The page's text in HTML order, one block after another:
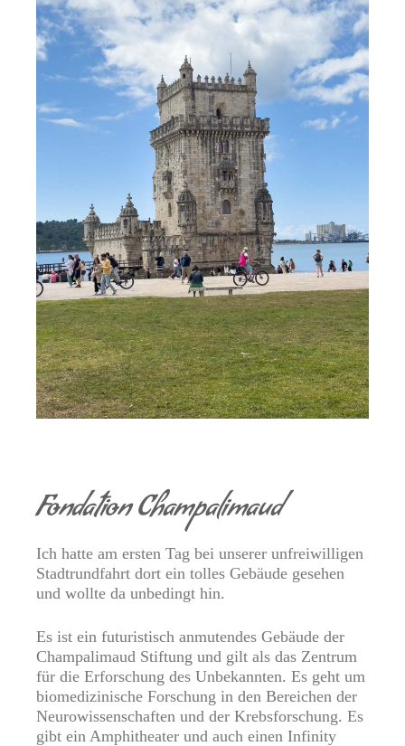
Fondation Champalimaud
Ich hatte am ersten Tag bei unserer unfreiwilligen
Stadtrundfahrt dort ein tolles Gebäude gesehen
und wollte da unbedingt hin.
Es ist ein futuristisch anmutendes Gebäude der
Champalimaud Stiftung und gilt als das Zentrum
für die Erforschung des Unbekannten. Es geht um
biomedizinische Forschung in den Bereichen der
Neurowissenschaften und der Krebsforschung. Es
gibt ein Amphitheater und auch einen Infinity